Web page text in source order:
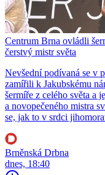
Centrum Brna ovládli
čerstvý mistr světa
Nevšední podívaná se v
zamířili k Jakubskému
šermíře z celého světa a
a novopečeného mistra
se, jak to v srdci
Brněnská Drbna
dnes, 18:40